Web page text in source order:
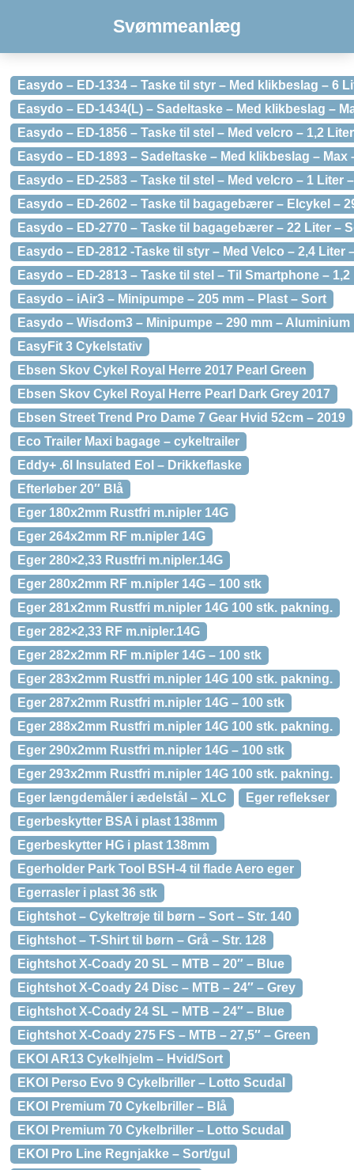
Svømmeanlæg
Easydo – ED-1334 – Taske til styr – Med klikbeslag – 6
Easydo – ED-1434(L) – Sadeltaske – Med klikbeslag –
Easydo – ED-1856 – Taske til stel – Med velcro – 1,2
Easydo – ED-1893 – Sadeltaske – Med klikbeslag – Max
Easydo – ED-2583 – Taske til stel – Med velcro – 1 Liter
Easydo – ED-2602 – Taske til bagagebærer – Elcykel –
Easydo – ED-2770 – Taske til bagagebærer – 22 Liter –
Easydo – ED-2812 -Taske til styr – Med Velco – 2,4 Liter
Easydo – ED-2813 – Taske til stel – Til Smartphone –
Easydo – iAir3 – Minipumpe – 205 mm – Plast – Sort
Easydo – Wisdom3 – Minipumpe – 290 mm – Aluminium
EasyFit 3 Cykelstativ
Ebsen Skov Cykel Royal Herre 2017 Pearl Green
Ebsen Skov Cykel Royal Herre Pearl Dark Grey 2017
Ebsen Street Trend Pro Dame 7 Gear Hvid 52cm – 2019
Eco Trailer Maxi bagage – cykeltrailer
Eddy+ .6l Insulated Eol – Drikkeflaske
Efterløber 20″ Blå
Eger 180x2mm Rustfri m.nipler 14G
Eger 264x2mm RF m.nipler 14G
Eger 280×2,33 Rustfri m.nipler.14G
Eger 280x2mm RF m.nipler 14G – 100 stk
Eger 281x2mm Rustfri m.nipler 14G 100 stk. pakning.
Eger 282×2,33 RF m.nipler.14G
Eger 282x2mm RF m.nipler 14G – 100 stk
Eger 283x2mm Rustfri m.nipler 14G 100 stk. pakning.
Eger 287x2mm Rustfri m.nipler 14G – 100 stk
Eger 288x2mm Rustfri m.nipler 14G 100 stk. pakning.
Eger 290x2mm Rustfri m.nipler 14G – 100 stk
Eger 293x2mm Rustfri m.nipler 14G 100 stk. pakning.
Eger længdemåler i ædelstål – XLC
Eger reflekser
Egerbeskytter BSA i plast 138mm
Egerbeskytter HG i plast 138mm
Egerholder Park Tool BSH-4 til flade Aero eger
Egerrasler i plast 36 stk
Eightshot – Cykeltrøje til børn – Sort – Str. 140
Eightshot – T-Shirt til børn – Grå – Str. 128
Eightshot X-Coady 20 SL – MTB – 20″ – Blue
Eightshot X-Coady 24 Disc – MTB – 24″ – Grey
Eightshot X-Coady 24 SL – MTB – 24″ – Blue
Eightshot X-Coady 275 FS – MTB – 27,5″ – Green
EKOI AR13 Cykelhjelm – Hvid/Sort
EKOI Perso Evo 9 Cykelbriller – Lotto Scudal
EKOI Premium 70 Cykelbriller – Blå
EKOI Premium 70 Cykelbriller – Lotto Scudal
EKOI Pro Line Regnjakke – Sort/gul